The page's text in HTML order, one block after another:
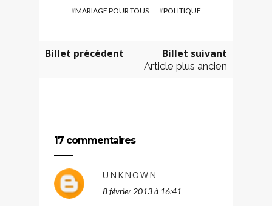
#MARIAGE POUR TOUS #POLITIQUE
Billet précédent Billet suivant
Article plus ancien
17 commentaires
UNKNOWN
8 février 2013 à 16:41